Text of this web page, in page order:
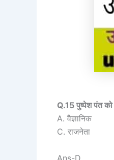
Q.15 पुष्पेश पंत को
A. वैज्ञानिक
C. राजनेता D
Ans-D